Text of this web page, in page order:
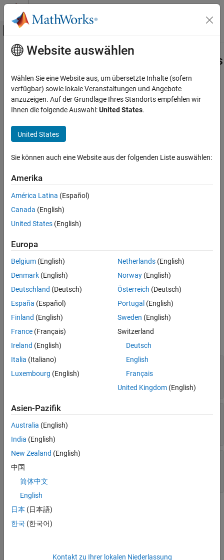
Weiter zum Inhalt
Umschaltung für Off-Canvas-
Startseite der Dokumentation
Aerospace Toolbox
Satellite Mission Analysis
ON THIS PAGE
Creation
Properties
More About
Version History
See Also
Hauptinhalt
Aero.spacecraft.CentralBodyOptions
Central body options used in propagateOrbit
Since R2025a
expand all in page
Description
options = Aero.spacecraft.CentralBodyOptions
Aero.spacecraft.CentralBodyOptions
default properties.
options = Aero.spacecraft.CentralBodyOptions(Name=Value)
creates an Aero.spacecraft.CentralBodyOptions object using
additional parameters specified by one or more name-value
arguments.
Properties
expand all
CentralBody Name of central body
Earth(default) | Moon|Mercury
Saturn | Uranus Neptune
UseEarthOrientationParameters
use Earth orientation parameters
false (default) |
EarthOrientationParameterFile
aeroiersdata.mat
More About
expand all
Website auswählen
Wählen Sie eine Website aus, um übersetzte Inhalte (sofern
verfügbar) sowie lokale Veranstaltungen und Angebote
anzuzeigen. Auf der Grundlage Ihres Standorts empfehlen wir
Ihnen die folgende Auswahl:United States.
United States
Sie können auch eine Website aus der folgenden Liste auswählen:
Amerika
América Latina (Español)
Canada (English)
United States (English)
Europa
Belgium (English)
Denmark (English)
Deutschland (Deutsch)
España (Español)
Finland (English)
France (Français)
Ireland (English)
Italia (Italiano)
Luxembourg (English)
Netherlands(English)
Norway(English)
Österreich (Deutsch)
Portugal (English)
Sweden (English)
Switzerland
Deutsch
English
Français
United Kingdom(English)
Asien-Pazifik
Australia (English)
India (English)
New Zealand (English)
中国
简体中文
English
日本 (日本語)
한국 (한국어)
Kontakt zu Ihrer lokalen Niederlassung